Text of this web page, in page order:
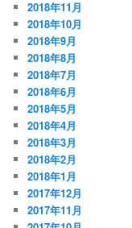
2018年11月
2018年10月
2018年9月
2018年8月
2018年7月
2018年6月
2018年5月
2018年4月
2018年3月
2018年2月
2018年1月
2017年12月
2017年11月